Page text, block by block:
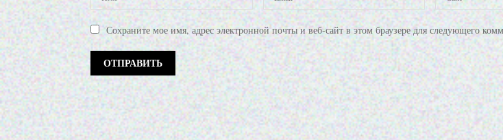
Сохраните мое имя, адрес электронной почты и веб-сайт в этом браузере для следующего